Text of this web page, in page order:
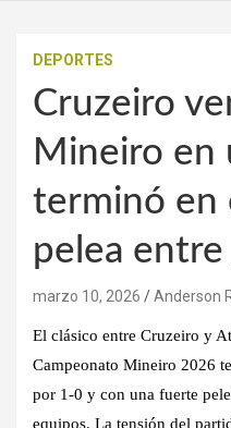
DEPORTES
Cruzeiro
Mineiro en
terminó en
pelea
marzo 10, 2026 Anderson
El clásico entre Cruzeiro y
Campeonato Mineiro 2026
por 1-0 y con una fuerte
equipos. La tensión del